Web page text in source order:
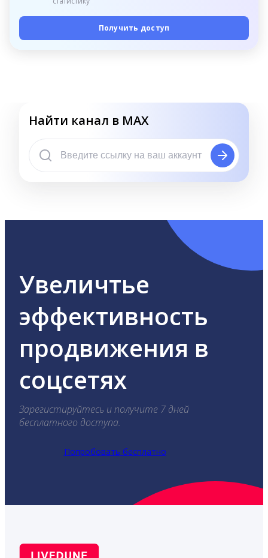
Получить доступ
Найти канал в MAX
Увеличтье
эффективность
продвижения в
соцсетях
Зарегистируйтесь и получите 7 дней
бесплатного доступа.
Попробовать бесплатно